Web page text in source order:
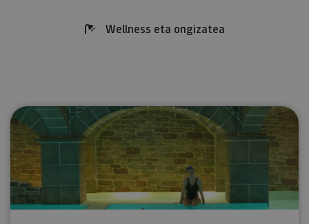
Wellness eta ongizatea